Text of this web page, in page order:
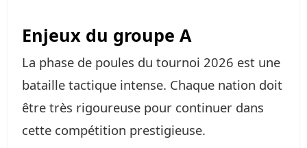
Enjeux du groupe A
La phase de poules du tournoi 2026 est une
bataille tactique intense. Chaque nation doit
être très rigoureuse pour continuer dans
cette compétition prestigieuse.